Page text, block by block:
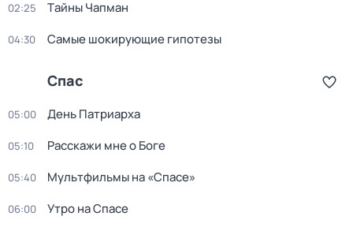
02:25 Тaйны Чапман
04:30 Самые шoкиpующие гипотезы
Спас
05:00 День Патриарха
05:10 Расскажи мне о Боге
05:40 Мультфильмы на «Спасе»
06:00 Утро на Спасе